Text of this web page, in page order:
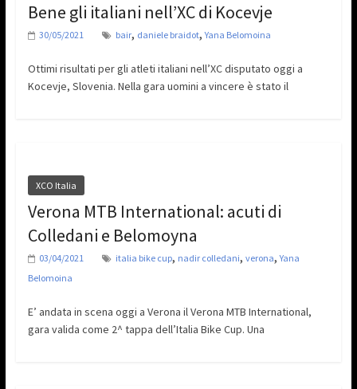
Bene gli italiani nell’XC di Kocevje
30/05/2021 bair, daniele braidot,Yana Belomoina
Ottimi risultati per gli atleti italiani nell’XC disputato oggi a
Kocevje, Slovenia. Nella gara uomini a vincere è stato il
XCO Italia
Verona MTB International: acuti di
Colledani e Belomoyna
03/04/2021 italia bike cup, nadir colledani, verona,Yana
Belomoina
E’ andata in scena oggi a Verona il Verona MTB International,
gara valida come 2^ tappa dell’Italia Bike Cup. Una